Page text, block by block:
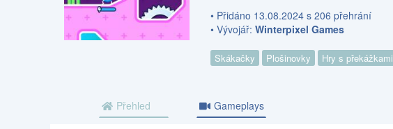
• Přidáno 13.08.2024 s 206 přehrání
• Vývojář:Winterpixel Games
Skákačky Plošinovky Hry s překážkami
Přehled Gameplays